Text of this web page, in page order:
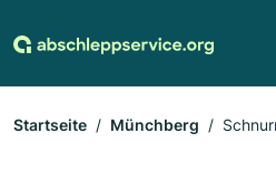
Startseite Münchberg